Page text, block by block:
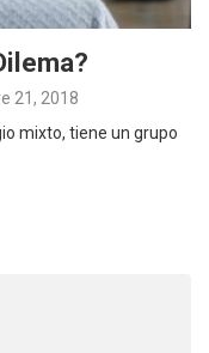
21, 2018
mixto, tiene un grupo